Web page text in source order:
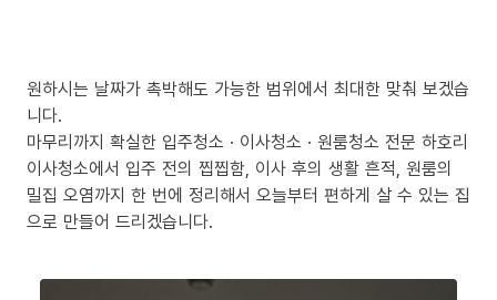
원하시는 날짜가 촉박해도 가능한 범위에서 최대한 맞춰 보겠습
니다.
마무리까지 확실한 입주청소 · 이사청소 · 원룸청소 전문 하호리
이사청소에서 입주 전의 찝찝함, 이사 후의 생활 흔적, 원룸의
밀집 오염까지 한 번에 정리해서 오늘부터 편하게 살 수 있는 집
으로 만들어 드리겠습니다.